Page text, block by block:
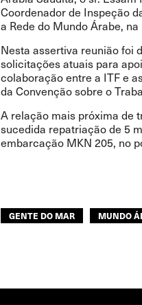
Coordenador de Inspeção
a Rede do Mundo Árabe, na
Nesta assertiva reunião foi
solicitações atuais para
colaboração entre a ITF e
da Convenção sobre o
A relação mais próxima de
sucedida repatriação de 5
embarcação MKN 205, no
GENTE DO MAR MUNDO